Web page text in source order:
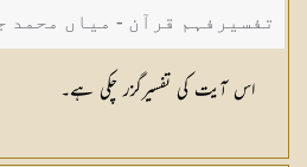
تفسیرفہم قرآن - میاں محمد
اس آیت کی تفسیرگزر چکی ہے۔